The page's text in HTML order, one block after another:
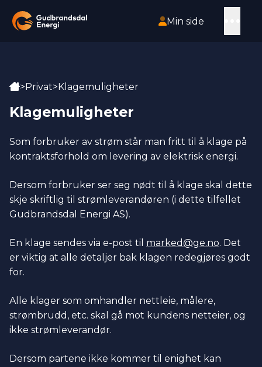
HOPP TIL HOVEDINNHOLD
Min side
Hjem
>Privat>Klagemuligheter
Klagemuligheter
Som forbruker av strøm står man fritt til å klage på
kontraktsforhold om levering av elektrisk energi.
Dersom forbruker ser seg nødt til å klage skal dette
skje skriftlig til strømleverandøren (i dette tilfellet
Gudbrandsdal Energi AS).
En klage sendes via e-post til marked@ge.no. Det
er viktig at alle detaljer bak klagen redegjøres godt
for.
Alle klager som omhandler nettleie, målere,
strømbrudd, etc. skal gå mot kundens netteier, og
ikke strømleverandør.
Dersom partene ikke kommer til enighet kan